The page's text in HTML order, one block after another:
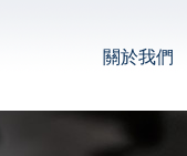
關於我們